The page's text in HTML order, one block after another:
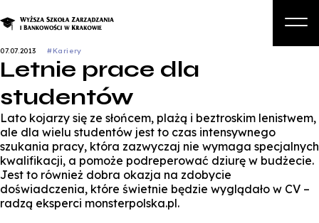
Studia podyplomowe i kursy
Kandydat
Student
07.07.2013 #Kariery
Letnie prace dla
studentów
Lato kojarzy się ze słońcem, plażą i beztroskim lenistwem,
ale dla wielu studentów jest to czas intensywnego
szukania pracy, która zazwyczaj nie wymaga specjalnych
kwalifikacji, a pomoże podreperować dziurę w budżecie.
Jest to również dobra okazja na zdobycie
doświadczenia, które świetnie będzie wyglądało w CV –
radzą eksperci monsterpolska.pl.